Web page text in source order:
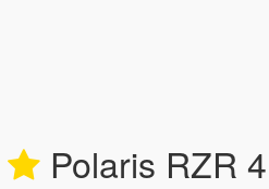
Polaris RZR 4